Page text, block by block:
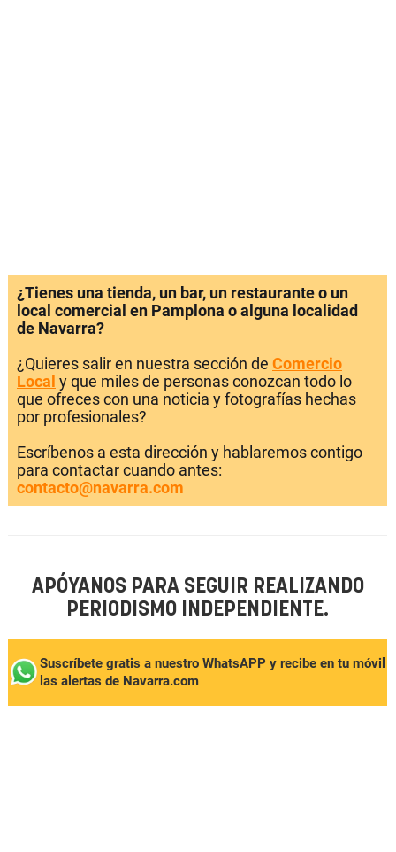
¿Tienes una tienda, un bar, un restaurante o un
local comercial en Pamplona o alguna localidad
de Navarra?
¿Quieres salir en nuestra sección de Comercio
Local y que miles de personas conozcan todo lo
que ofreces con una noticia y fotografías hechas
por profesionales?
Escríbenos a esta dirección y hablaremos contigo
para contactar cuando antes:
contacto@navarra.com
APÓYANOS PARA SEGUIR REALIZANDO
PERIODISMO INDEPENDIENTE.
Suscríbete gratis a nuestro WhatsAPP y recibe en tu móvil
las alertas de Navarra.com